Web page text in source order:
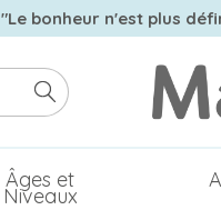
"Le bonheur n'est plus
Âges et
Niveaux